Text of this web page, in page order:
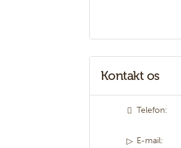
Kontakt os
Telefon:
E-mail: